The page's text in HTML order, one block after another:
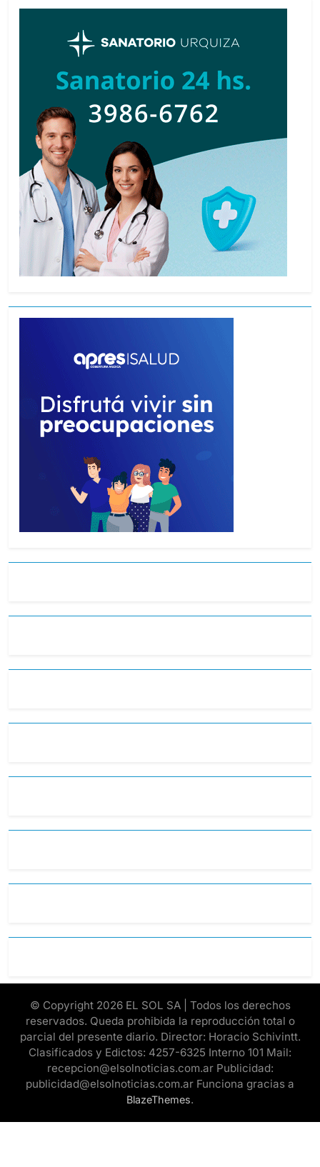
© Copyright 2026 EL SOL SA | Todos los derechos
reservados. Queda prohibida la reproducción total o
parcial del presente diario. Director: Horacio Schivintt.
Clasificados y Edictos: 4257-6325 Interno 101 Mail:
recepcion@elsolnoticias.com.ar Publicidad:
publicidad@elsolnoticias.com.ar Funciona gracias a
BlazeThemes.